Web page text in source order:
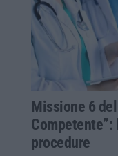
Missione 6
procedure